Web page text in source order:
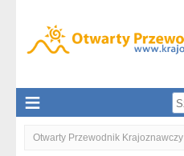
Otwarty Przewodnik Krajoznawczy